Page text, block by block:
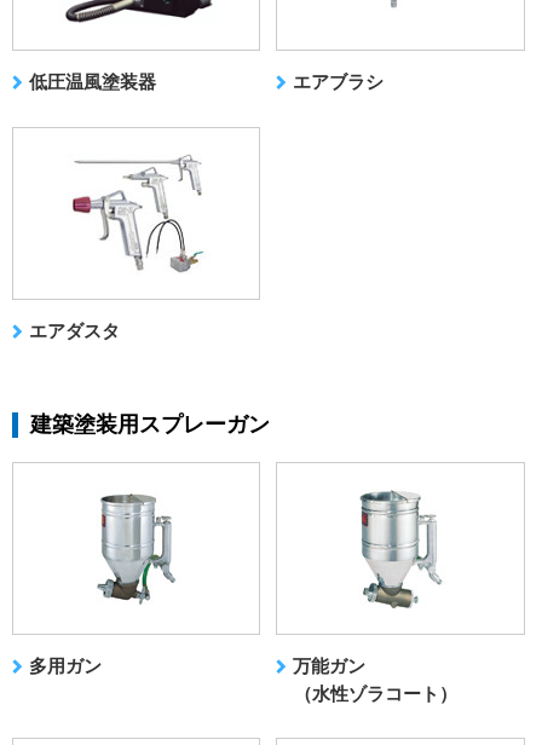
低圧温風塗装器 エアブラシ
エアダスタ
建築塗装用スプレーガン
多用ガン
万能ガン
（水性ゾラコート）